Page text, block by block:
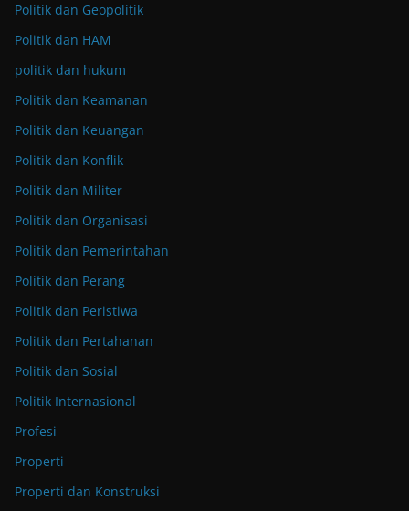
Politik dan Geopolitik
Politik dan HAM
politik dan hukum
Politik dan Keamanan
Politik dan Keuangan
Politik dan Konflik
Politik dan Militer
Politik dan Organisasi
Politik dan Pemerintahan
Politik dan Perang
Politik dan Peristiwa
Politik dan Pertahanan
Politik dan Sosial
Politik Internasional
Profesi
Properti
Properti dan Konstruksi